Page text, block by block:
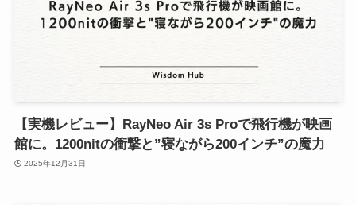
【実機レビュー】RayNeo Air 3s Proで飛行機が映画
館に。1200nitの衝撃と”寝ながら200インチ”の魔力
2025年12月31日